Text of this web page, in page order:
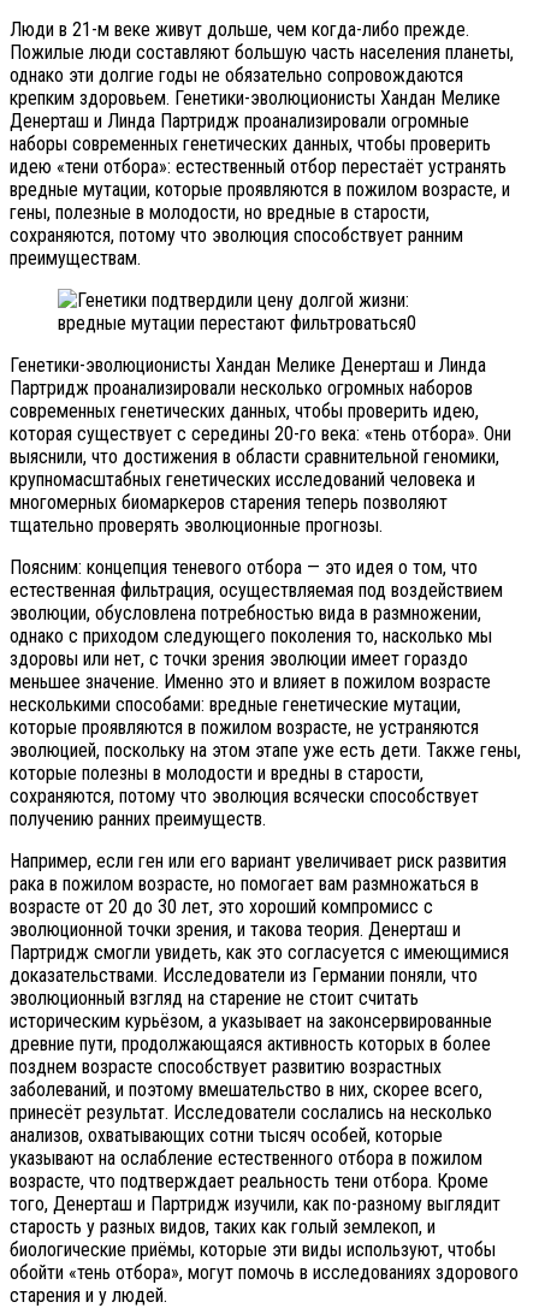
Люди в 21-м веке живут дольше, чем когда-либо прежде.
Пожилые люди составляют большую часть населения планеты,
однако эти долгие годы не обязательно сопровождаются
крепким здоровьем. Генетики-эволюционисты Хандан Мелике
Денерташ и Линда Партридж проанализировали огромные
наборы современных генетических данных, чтобы проверить
идею «тени отбора»: естественный отбор перестаёт устранять
вредные мутации, которые проявляются в пожилом возрасте, и
гены, полезные в молодости, но вредные в старости,
сохраняются, потому что эволюция способствует ранним
преимуществам.
Генетики-эволюционисты Хандан Мелике Денерташ и Линда
Партридж проанализировали несколько огромных наборов
современных генетических данных, чтобы проверить идею,
которая существует с середины 20-го века: «тень отбора». Они
выяснили, что достижения в области сравнительной геномики,
крупномасштабных генетических исследований человека и
многомерных биомаркеров старения теперь позволяют
тщательно проверять эволюционные прогнозы.
Поясним: концепция теневого отбора — это идея о том, что
естественная фильтрация, осуществляемая под воздействием
эволюции, обусловлена потребностью вида в размножении,
однако с приходом следующего поколения то, насколько мы
здоровы или нет, с точки зрения эволюции имеет гораздо
меньшее значение. Именно это и влияет в пожилом возрасте
несколькими способами: вредные генетические мутации,
которые проявляются в пожилом возрасте, не устраняются
эволюцией, поскольку на этом этапе уже есть дети. Также гены,
которые полезны в молодости и вредны в старости,
сохраняются, потому что эволюция всячески способствует
получению ранних преимуществ.
Например, если ген или его вариант увеличивает риск развития
рака в пожилом возрасте, но помогает вам размножаться в
возрасте от 20 до 30 лет, это хороший компромисс с
эволюционной точки зрения, и такова теория. Денерташ и
Партридж смогли увидеть, как это согласуется с имеющимися
доказательствами. Исследователи из Германии поняли, что
эволюционный взгляд на старение не стоит считать
историческим курьёзом, а указывает на законсервированные
древние пути, продолжающаяся активность которых в более
позднем возрасте способствует развитию возрастных
заболеваний, и поэтому вмешательство в них, скорее всего,
принесёт результат. Исследователи сослались на несколько
анализов, охватывающих сотни тысяч особей, которые
указывают на ослабление естественного отбора в пожилом
возрасте, что подтверждает реальность тени отбора. Кроме
того, Денерташ и Партридж изучили, как по-разному выглядит
старость у разных видов, таких как голый землекоп, и
биологические приёмы, которые эти виды используют, чтобы
обойти «тень отбора», могут помочь в исследованиях здорового
старения и у людей.